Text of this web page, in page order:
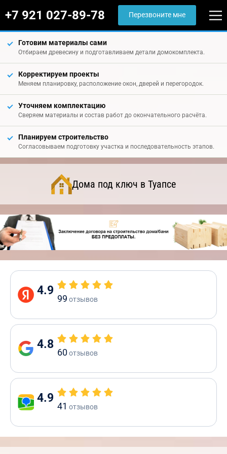
+7 921 027-89-78 Перезвоните мне
Готовим материалы сами
Отбираем древесину и подготавливаем детали домокомплекта.
Корректируем проекты
Меняем планировку, расположение окон, дверей и перегородок.
Уточняем комплектацию
Сверяем материалы и состав работ до окончательного расчёта.
Планируем строительство
Согласовываем подготовку участка и последовательность этапов.
Дома под ключ в Туапсе
4.9
99 отзывов
4.8
60отзывов
4.9
41 отзывов